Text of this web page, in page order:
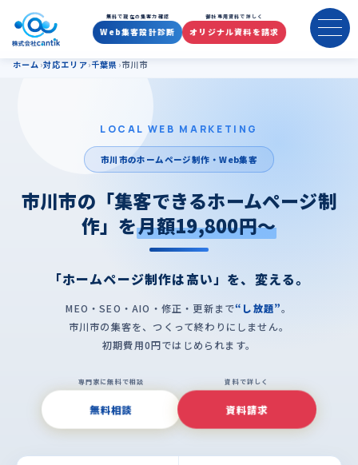
市川市のホームページ制作・集
無料で現在の集客力確認
Web集客設計診断
御社専用資料で詳しく
オリジナル資料を請求
ホーム 対応エリア 千葉県 市川市
LOCAL WEB MARKETING
市川市のホームページ制作・Web集客
市川市の「集客できるホームページ制
作」を月額19,800円〜
「ホームページ制作は高い」を、変える。
MEO・SEO・AIO・修正・更新まで“し放題”。
市川市の集客を、つくって終わりにしません。
初期費用0円ではじめられます。
専門家に無料で相談
無料相談
資料で詳しく
資料請求